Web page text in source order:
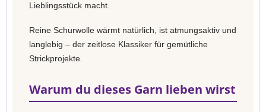
Lieblingsstück macht.
Reine Schurwolle wärmt natürlich, ist atmungsaktiv und
langlebig – der zeitlose Klassiker für gemütliche
Strickprojekte.
Warum du dieses Garn lieben wirst